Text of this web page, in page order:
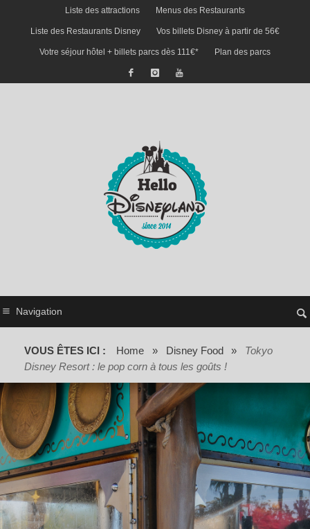
Liste des attractions Menus des Restaurants
Liste des Restaurants Disney Vos billets Disney à partir de 56€
Votre séjour hôtel + billets parcs dès 111€* Plan des parcs
Navigation
VOUS ÊTES ICI : Home » Disney Food »
Tokyo
Disney Resort : le pop corn à tous les goûts !